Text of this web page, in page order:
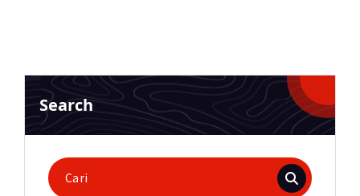
Search
Pencarian
untuk: